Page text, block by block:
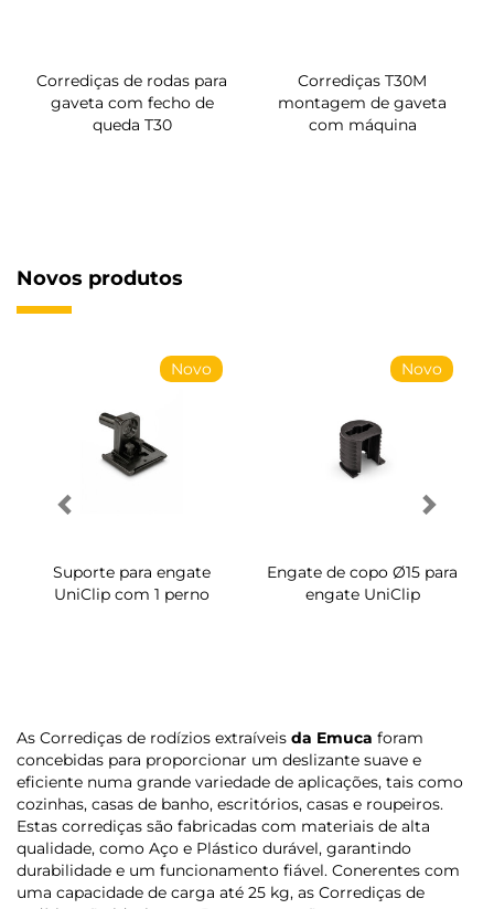
Corrediças de rodas para
gaveta com fecho de
queda T30
Corrediças T30M
montagem de gaveta
com máquina
Novos produtos
Novo
Suporte para engate
UniClip com 1 perno
Novo
Engate de copo Ø15 para
engate UniClip
As Corrediças de rodízios extraíveis da Emuca foram
concebidas para proporcionar um deslizante suave e
eficiente numa grande variedade de aplicações, tais como
cozinhas, casas de banho, escritórios, casas e roupeiros.
Estas corrediças são fabricadas com materiais de alta
qualidade, como Aço e Plástico durável, garantindo
durabilidade e um funcionamento fiável. Conerentes com
uma capacidade de carga até 25 kg, as Corrediças de